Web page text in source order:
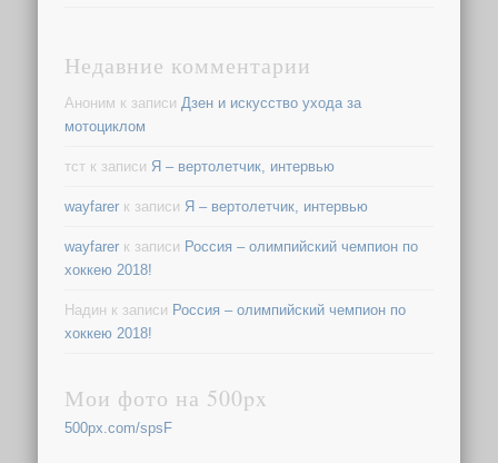
Недавние комментарии
Аноним к записи Дзен и искусство ухода за
мотоциклом
тст к записи Я – вертолетчик, интервью
wayfarer к записи Я – вертолетчик, интервью
wayfarer к записи Россия – олимпийский чемпион по
хоккею 2018!
Надин к записи Россия – олимпийский чемпион по
хоккею 2018!
Мои фото на 500px
500px.com/spsF